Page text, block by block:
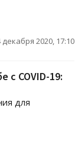
декабря 2020, 17:10
с COVID-19:
для